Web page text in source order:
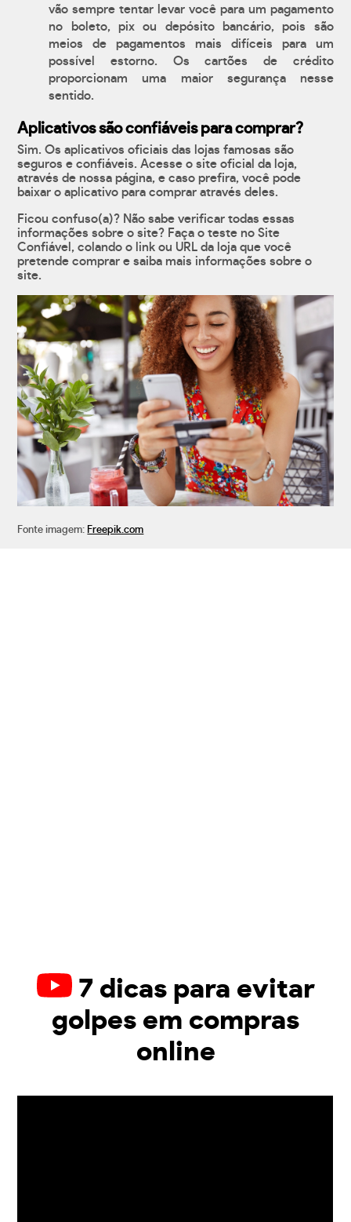
vão sempre tentar levar você para um pagamento
no boleto, pix ou depósito bancário, pois são
meios de pagamentos mais difíceis para um
possível estorno. Os cartões de crédito
proporcionam uma maior segurança nesse
sentido.
Aplicativos são confiáveis para comprar?
Sim. Os aplicativos oficiais das lojas famosas são
seguros e confiáveis. Acesse o site oficial da loja,
através de nossa página, e caso prefira, você pode
baixar o aplicativo para comprar através deles.
Ficou confuso(a)? Não sabe verificar todas essas
informações sobre o site? Faça o teste no Site
Confiável, colando o link ou URL da loja que você
pretende comprar e saiba mais informações sobre o
site.
Fonte imagem: Freepik.com
7 dicas para evitar
golpes em compras
online